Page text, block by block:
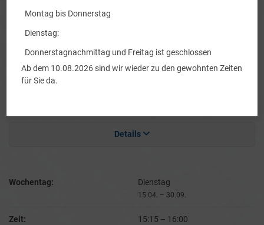
Zeit:
Angebot:
Flagfootball - Damen im
Sommer
Details
Wochentag: Dienstag
15.04. – 30.09.
Zeit: 15:15 – 16:00
Montag bis Donnerstag
Dienstag:
Donnerstagnachmittag und Freitag ist geschlossen
Ab dem 10.08.2026 sind wir wieder zu den gewohnten Zeiten
für Sie da.